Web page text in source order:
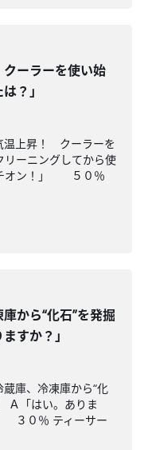
ーラーを使い始
？」
温上昇！ クーラーを
ーニングしてから使
オン！」 ５０％
庫から“化石”を発掘
すか？」
庫、冷凍庫から“化
Ａ「はい。ありま
％ ティーサー